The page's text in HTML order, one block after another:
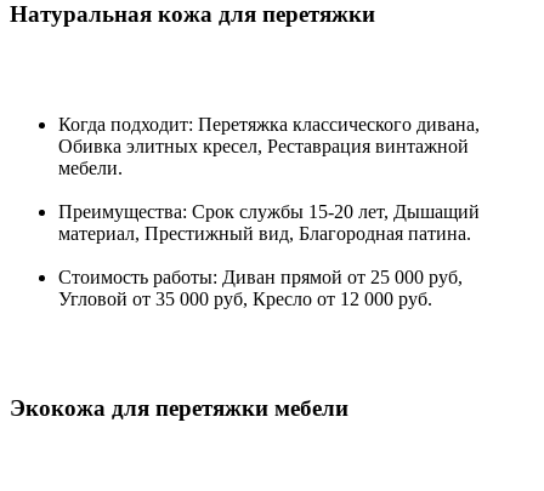
Натуральная кожа для перетяжки
Когда подходит: Перетяжка классического дивана,
Обивка элитных кресел, Реставрация винтажной
мебели.
Преимущества: Срок службы 15-20 лет, Дышащий
материал, Престижный вид, Благородная патина.
Стоимость работы: Диван прямой от 25 000 руб,
Угловой от 35 000 руб, Кресло от 12 000 руб.
Экокожа для перетяжки мебели